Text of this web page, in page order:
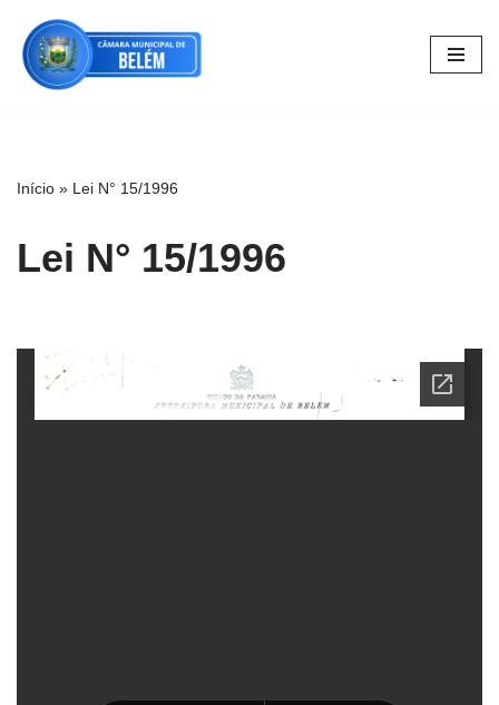
Pular
para
Início » Lei N° 15/1996
Lei N° 15/1996